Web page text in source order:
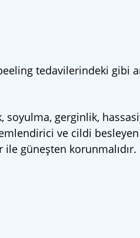
tedavilerindeki gibi
soyulma, gerginlik,
ve cildi besleyen
ile güneşten korunmalıdır.